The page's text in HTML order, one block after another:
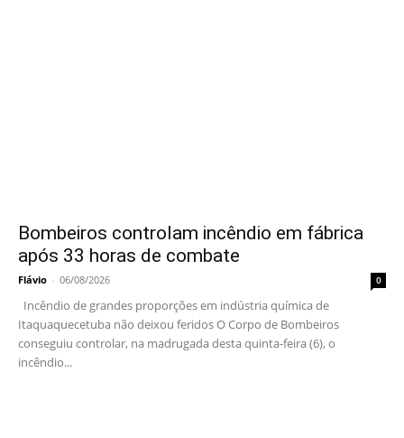
Bombeiros controlam incêndio em fábrica
após 33 horas de combate
Flávio - 06/08/2026 0
Incêndio de grandes proporções em indústria química de
Itaquaquecetuba não deixou feridos O Corpo de Bombeiros
conseguiu controlar, na madrugada desta quinta-feira (6), o
incêndio...